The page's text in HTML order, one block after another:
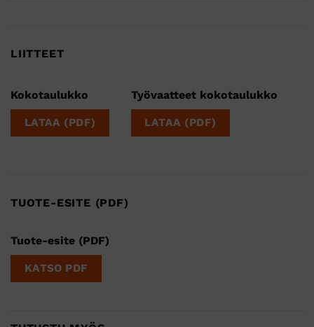
LIITTEET
Kokotaulukko
LATAA (PDF)
Työvaatteet kokotaulukko
LATAA (PDF)
TUOTE-ESITE (PDF)
Tuote-esite (PDF)
KATSO PDF